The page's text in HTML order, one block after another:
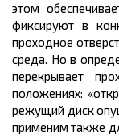
этом
фиксируют в
проходное
среда. Но в
перекрывает
положениях:
режущий диск
применим также